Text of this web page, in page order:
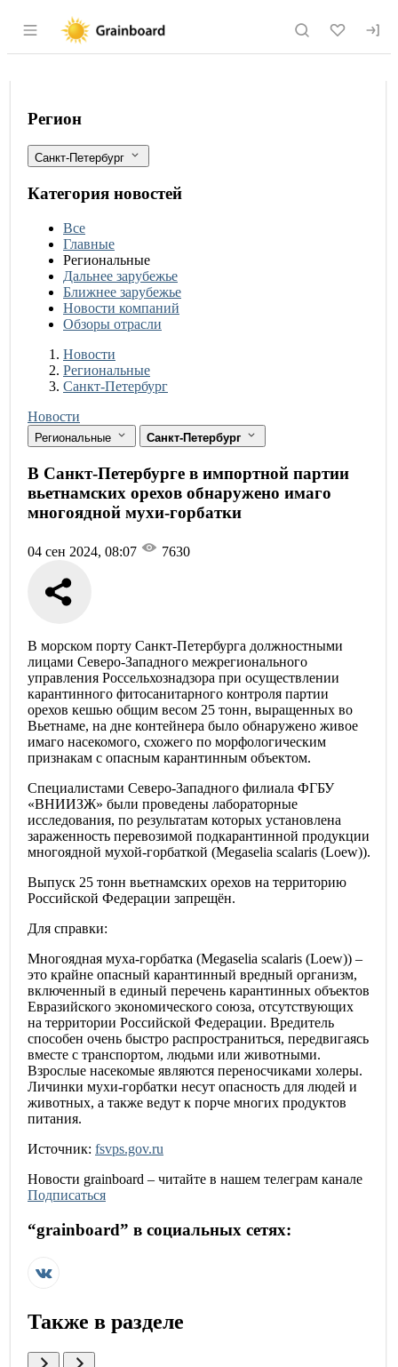
Раздел навигации по сайту
В Санкт-Петербурге в импортной
Фильтры
Регион
Санкт-Петербург
Категория новостей
Все
Главные
Региональные
Дальнее зарубежье
Ближнее зарубежье
Новости компаний
Обзоры отрасли
Новости
Разделы
Новости
Региональные
Санкт-Петербург
Новости
Региональные Санкт-Петербург
В Санкт-Петербурге в импортной партии
вьетнамских орехов обнаружено имаго
многоядной мухи-горбатки
04 сен 2024, 08:07 7630
В морском порту Санкт-Петербурга должностными
лицами Северо-Западного межрегионального
управления Россельхознадзора при осуществлении
карантинного фитосанитарного контроля партии
орехов кешью общим весом 25 тонн, выращенных во
Вьетнаме, на дне контейнера было обнаружено живое
имаго насекомого, схожего по морфологическим
признакам с опасным карантинным объектом.
Специалистами Северо-Западного филиала ФГБУ
«ВНИИЗЖ» были проведены лабораторные
исследования, по результатам которых установлена
зараженность перевозимой подкарантинной продукции
многоядной мухой-горбаткой (Megaselia scalaris (Loew)).
Выпуск 25 тонн вьетнамских орехов на территорию
Российской Федерации запрещён.
Для справки:
Многоядная муха-горбатка (Megaselia scalaris (Loew)) –
это крайне опасный карантинный вредный организм,
включенный в единый перечень карантинных объектов
Евразийского экономического союза, отсутствующих
на территории Российской Федерации. Вредитель
способен очень быстро распространиться, передвигаясь
вместе с транспортом, людьми или животными.
Взрослые насекомые являются переносчиками холеры.
Личинки мухи-горбатки несут опасность для людей и
животных, а также ведут к порче многих продуктов
питания.
Источник: fsvps.gov.ru
Новости grainboard – читайте в нашем телеграм канале
Подписаться
“grainboard” в социальных сетях:
Также в разделе